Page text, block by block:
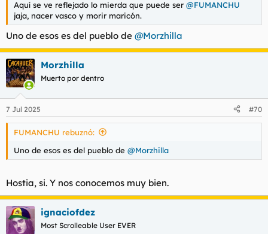
Aquí se ve reflejado lo mierda que puede ser @FUMANCHU
jaja, nacer vasco y morir maricón.
Uno de esos es del pueblo de @Morzhilla
Morzhilla
Muerto por dentro
7 Jul 2025 #70
FUMANCHU rebuznó:
Uno de esos es del pueblo de @Morzhilla
Hostia, si. Y nos conocemos muy bien.
ignaciofdez
Most Scrolleable User EVER